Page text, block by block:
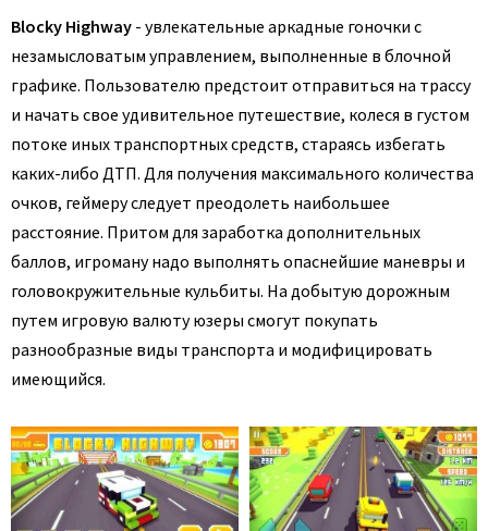
Blocky Highway - увлекательные аркадные гоночки с
незамысловатым управлением, выполненные в блочной
графике. Пользователю предстоит отправиться на трассу
и начать свое удивительное путешествие, колеся в густом
потоке иных транспортных средств, стараясь избегать
каких-либо ДТП. Для получения максимального количества
очков, геймеру следует преодолеть наибольшее
расстояние. Притом для заработка дополнительных
баллов, игроману надо выполнять опаснейшие маневры и
головокружительные кульбиты. На добытую дорожным
путем игровую валюту юзеры смогут покупать
разнообразные виды транспорта и модифицировать
имеющийся.